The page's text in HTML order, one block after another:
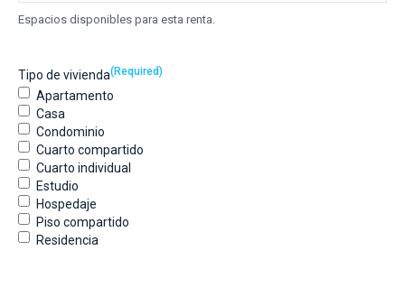
Espacios disponibles para esta renta.
Tipo de vivienda(Required)
Apartamento
Casa
Condominio
Cuarto compartido
Cuarto individual
Estudio
Hospedaje
Piso compartido
Residencia